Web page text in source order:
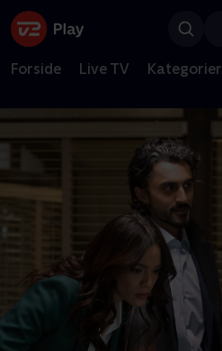
Forside Live TV Kategorier